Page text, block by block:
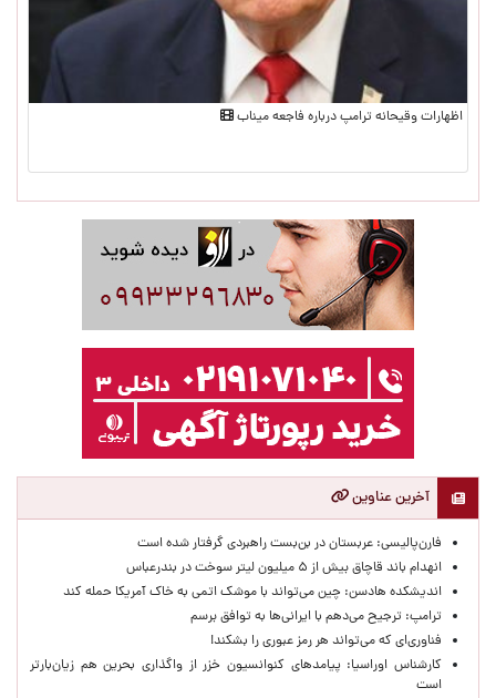
اظهارات وقیحانه ترامپ درباره فاجعه میناب
آخرین عناوین
فارن‌پالیسی: عربستان در بن‌بست راهبردی گرفتار شده است
انهدام باند قاچاق بیش از ۵ میلیون لیتر سوخت در بندرعباس
اندیشکده هادسن: چین می‌تواند با موشک اتمی به خاک آمریکا حمله کند
ترامپ: ترجیح می‌دهم با ایرانی‌‌ها به توافق برسم
فناوری‌ای که می‌تواند هر رمز عبوری را بشکند!
کارشناس اوراسیا: پیامدهای کنوانسیون خزر از واگذاری بحرین هم زیان‌بارتر
است